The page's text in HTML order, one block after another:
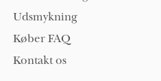
Udsmykning
Køber FAQ
Kontakt os